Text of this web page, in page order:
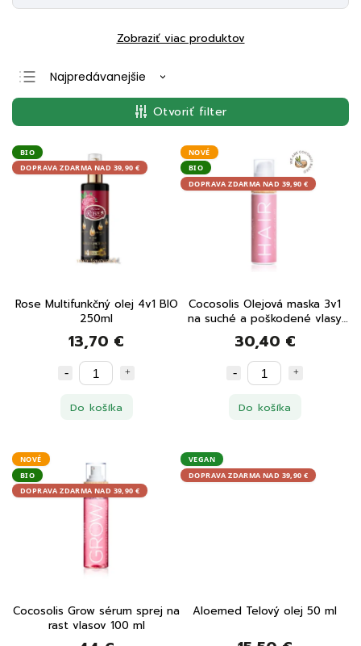
Zobraziť viac produktov
Najpredávanejšie
Najlacnejšie
Najdrahšie
Abecedne
Otvoriť filter
BIO
DOPRAVA ZDARMA NAD 39,90 €
Rose Multifunkčný olej 4v1 BIO
250ml
13,70 €
Do košíka
NOVÉ
BIO
DOPRAVA ZDARMA NAD 39,90 €
Cocosolis Olejová maska 3v1
na suché a poškodené vlasy
110 ml
30,40 €
Do košíka
NOVÉ
BIO
DOPRAVA ZDARMA NAD 39,90 €
Cocosolis Grow sérum sprej na
rast vlasov 100 ml
VEGAN
DOPRAVA ZDARMA NAD 39,90 €
Aloemed Telový olej 50 ml